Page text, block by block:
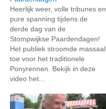
Heerlijk weer, volle tribunes en
pure spanning tijdens de
derde dag van de
Stompwijkse Paardendagen!
Het publiek stroomde massaal
toe voor het traditionele
Ponyrennen. Bekijk in deze
video het...